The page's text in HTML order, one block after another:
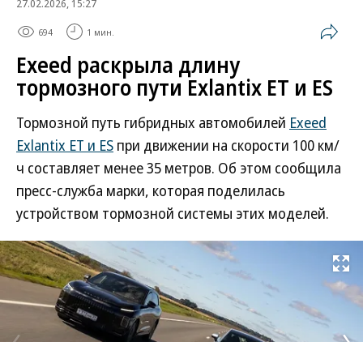
27.02.2026, 15:27
694 1 мин.
Exeed раскрыла длину
тормозного пути Exlantix ET и ES
Тормозной путь гибридных автомобилей Exeed
Exlantix ET и ES при движении на скорости 100 км/
ч составляет менее 35 метров. Об этом сообщила
пресс-служба марки, которая поделилась
устройством тормозной системы этих моделей.
Развернуть